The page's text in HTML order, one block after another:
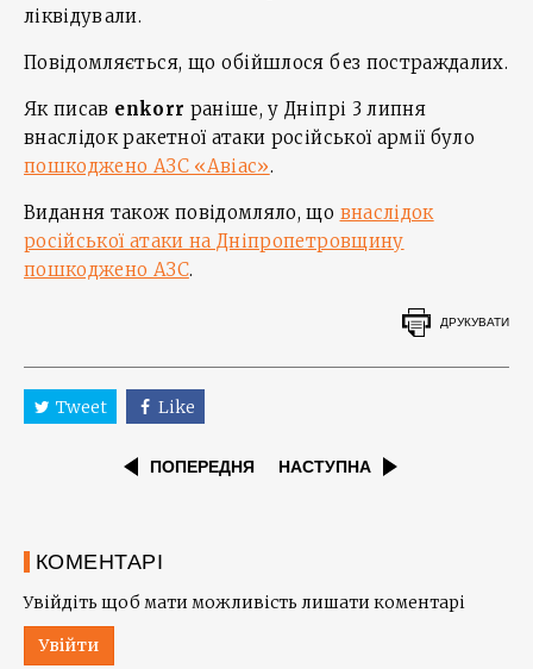
ліквідували.
Повідомляється, що обійшлося без постраждалих.
Як писав enkorr раніше, у Дніпрі 3 липня
внаслідок ракетної атаки російської армії було
пошкоджено АЗС «Авіас».
Видання також повідомляло, що внаслідок
російської атаки на Дніпропетровщину
пошкоджено АЗС.
ДРУКУВАТИ
Tweet Like
ПОПЕРЕДНЯ НАСТУПНА
КОМЕНТАРІ
Увійдіть щоб мати можливість лишати коментарі
Увійти